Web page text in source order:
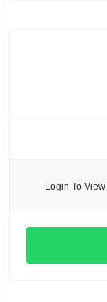
Login To View